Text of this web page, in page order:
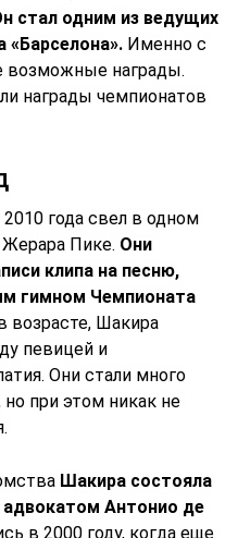
стал одним из ведущих
«Барселона». Именно с
возможные награды.
награды чемпионатов
года свел в одном
Пике. Они
клипа на песню,
гимном Чемпионата
возрасте, Шакира
певицей и
Они стали много
при этом никак не
Шакира состояла
Антонио де
в 2000 году, когда еще